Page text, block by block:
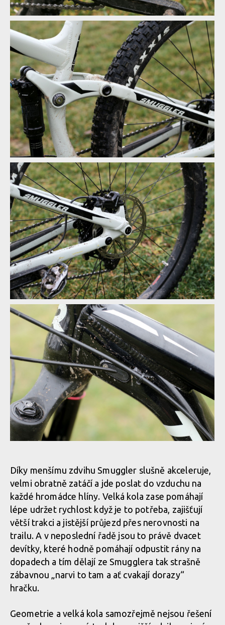
Test: Transition Smuggler - méně zdvihu, více zábavy
Test: Transition Smuggler - méně zdvihu, více zábavy
Test: Transition Smuggler - méně zdvihu, více zábavy
Test: Transition Smuggler - méně zdvihu, více zábavy
Test: Transition Smuggler - méně zdvihu, více zábavy
Test: Transition Smuggler - méně zdvihu, více zábavy
Test: Transition Smuggler - méně zdvihu, více zábavy
Test: Transition Smuggler - méně zdvihu, více zábavy
Test: Transition Smuggler - méně zdvihu, více zábavy
Test: Transition Smuggler - méně zdvihu, více zábavy
Test: Transition Smuggler - méně zdvihu, více zábavy
Díky menšímu zdvihu Smuggler slušně akceleruje,
velmi obratně zatáčí a jde poslat do vzduchu na
každé hromádce hlíny. Velká kola zase pomáhají
lépe udržet rychlost když je to potřeba, zajišťují
větší trakci a jistější průjezd přes nerovnosti na
trailu. A v neposlední řadě jsou to právě dvacet
devítky, které hodně pomáhají odpustit rány na
dopadech a tím dělají ze Smugglera tak strašně
zábavnou „narvi to tam a ať cvakají dorazy“
hračku.
Geometrie a velká kola samozřejmě nejsou řešení